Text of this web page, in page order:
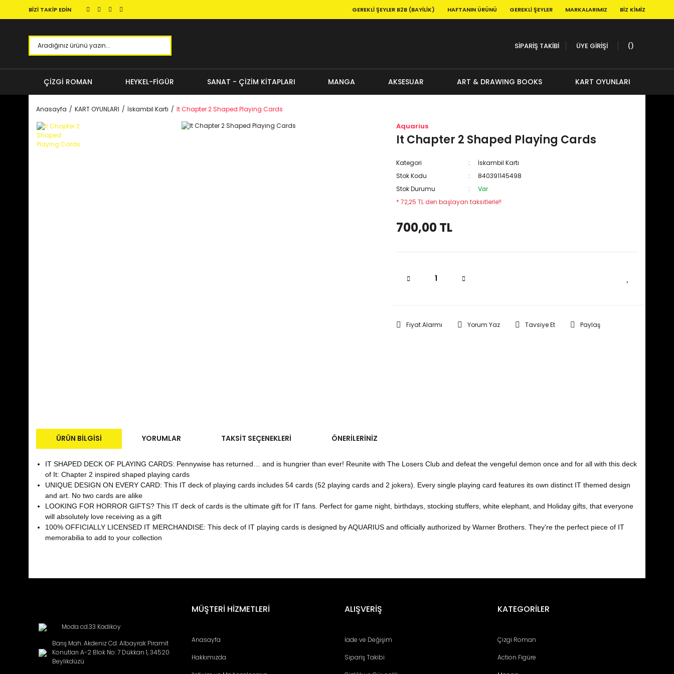
BİZİ TAKİP EDİN GEREKLI ŞEYLER B2B (BAYILIK) HAFTANIN ÜRÜNÜ GEREKLI ŞEYLER MARKALARIMIZ BIZ KIMIZ
SİPARİŞ TAKİBİ ÜYE GİRİŞİ
ÇİZGİ ROMAN HEYKEL-FİGÜR SANAT - ÇİZİM KİTAPLARI MANGA AKSESUAR ART & DRAWING BOOKS KART OYUNLARI
Anasayfa KART OYUNLARI İskambil Kartı It Chapter 2 Shaped Playing Cards
Aquarius
It Chapter 2 Shaped Playing Cards
Kategori
İskambil Kartı
Stok Kodu
840391145498
Stok Durumu
Var
* 72,25 TL den başlayan taksitlerle!!
700,00 TL
Fiyat Alarmı Yorum Yaz Tavsiye Et Paylaş
ÜRÜN BILGISI YORUMLAR TAKSIT SEÇENEKLERI ÖNERILERINIZ
IT SHAPED DECK OF PLAYING CARDS: Pennywise has returned… and is hungrier than ever! Reunite with The Losers Club and defeat the vengeful demon once and for all with this deck
of It: Chapter 2 inspired shaped playing cards
UNIQUE DESIGN ON EVERY CARD: This IT deck of playing cards includes 54 cards (52 playing cards and 2 jokers). Every single playing card features its own distinct IT themed design
and art. No two cards are alike
LOOKING FOR HORROR GIFTS? This IT deck of cards is the ultimate gift for IT fans. Perfect for game night, birthdays, stocking stuffers, white elephant, and Holiday gifts, that everyone
will absolutely love receiving as a gift
100% OFFICIALLY LICENSED IT MERCHANDISE: This deck of IT playing cards is designed by AQUARIUS and officially authorized by Warner Brothers. They're the perfect piece of IT
memorabilia to add to your collection
Yorum Yaz
Görüş ve önerileriniz için teşekkür ederiz.
Ürün bilgilerinde hatalar bulunuyor.
Ürün fiyatı diğer sitelerden daha pahalı.
Bu ürüne benzer farklı alternatifler olmalı.
Moda cd.33 Kadikoy
Barış Mah. Akdeniz Cd. Albayrak Piramit
Konutları A-2 Blok No: 7 Dükkan 1, 34520
Beylikdüzü
MÜŞTERİ HİZMETLERİ
Anasayfa
Hakkımızda
ALIŞVERİŞ
İade ve Değişim
Sipariş Takibi
KATEGORİLER
Çizgi Roman
Action Figüre